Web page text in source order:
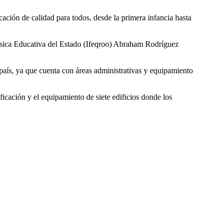
de calidad para todos, desde la primera infancia hasta
Educativa del Estado (Ifeqroo) Abraham Rodríguez
ya que cuenta con áreas administrativas y equipamiento
y el equipamiento de siete edificios donde los